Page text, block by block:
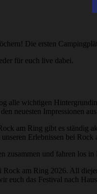
Die ersten
für euch live dabei.
alle wichtigen
neuesten Impressionen
am Ring gibt es ständig
Erlebnissen bei
zusammen und fahren los
am Ring 2026. All
euch das Festival nach